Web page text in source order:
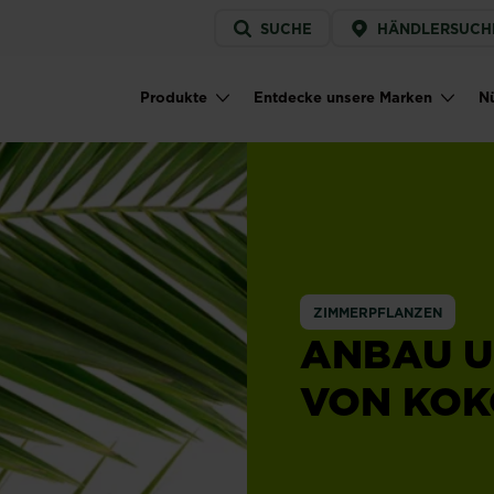
Service
menu
SUCHE
Main navigation
Produkte Entdecke unsere Marken
ZIMMERPFLANZEN
ANBAU
VON